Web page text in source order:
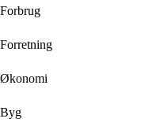
Forbrug
Forretning
Økonomi
Byg